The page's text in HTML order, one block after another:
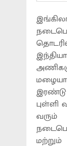
புள்ளி
வரும்